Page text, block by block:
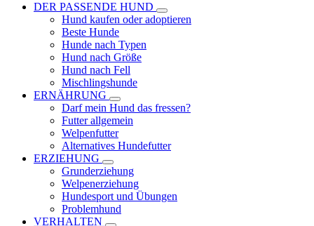
DER PASSENDE HUND
Hund kaufen oder adoptieren
Beste Hunde
Hunde nach Typen
Hund nach Größe
Hund nach Fell
Mischlingshunde
ERNÄHRUNG
Darf mein Hund das fressen?
Futter allgemein
Welpenfutter
Alternatives Hundefutter
ERZIEHUNG
Grunderziehung
Welpenerziehung
Hundesport und Übungen
Problemhund
VERHALTEN